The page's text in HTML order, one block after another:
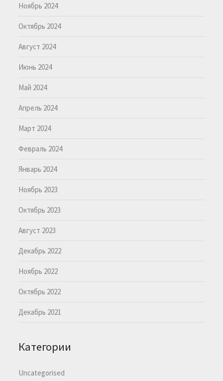
Ноябрь 2024
Октябрь 2024
Август 2024
Июнь 2024
Май 2024
Апрель 2024
Март 2024
Февраль 2024
Январь 2024
Ноябрь 2023
Октябрь 2023
Август 2023
Декабрь 2022
Ноябрь 2022
Октябрь 2022
Декабрь 2021
Категории
Uncategorised